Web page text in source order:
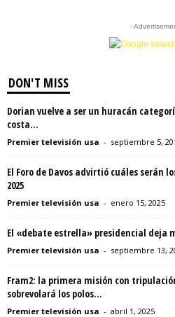
-
DON'T MISS
Dorian vuelve a ser un huracán
costa...
Premier televisión usa - septiembre 5,
El Foro de Davos advirtió cuáles serán
2025
Premier televisión usa - enero 15, 2025
El «debate estrella» presidencial deja
Premier televisión usa - septiembre 13,
Fram2: la primera misión con
sobrevolará los polos...
Premier televisión usa - abril 1, 2025